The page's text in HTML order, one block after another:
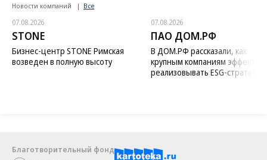
Новости компаний Все
07.08.2026
STONE
Бизнес-центр STONE Римская
возведен в полную высоту
07.08.2026
ПАО ДОМ.РФ
В ДОМ.РФ рассказали, как
крупным компаниям
реализовывать ESG-стратегию
Благотворительный фонд